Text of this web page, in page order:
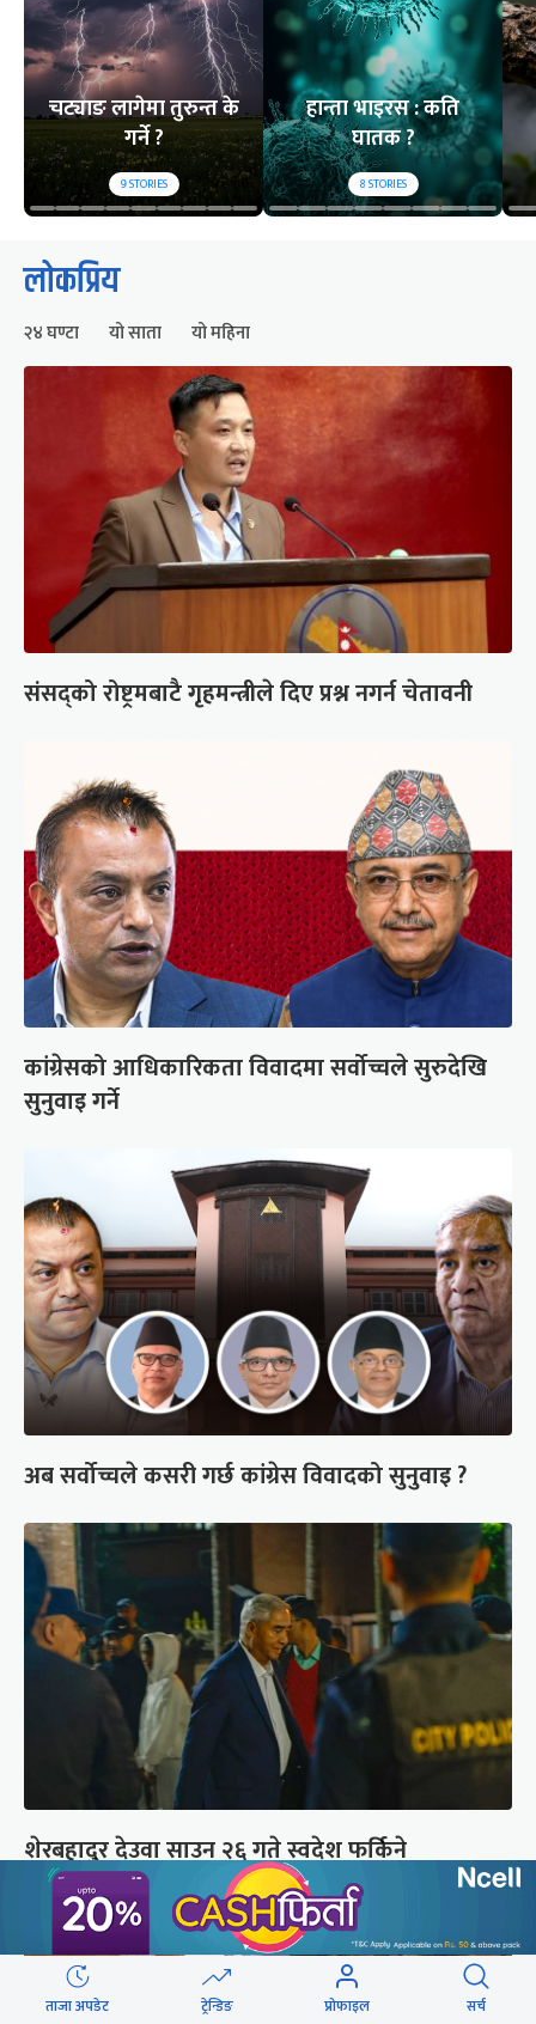
चट्याङ लागेमा तुरुन्त के
गर्ने ?
9STORIES
हान्ता भाइरस : कति
घातक ?
8STORIES
लोकप्रिय
२४ घण्टा यो साता यो महिना
संसद्को रोष्ट्रमबाटै गृहमन्त्रीले दिए प्रश्न नगर्न चेतावनी
कांग्रेसको आधिकारिकता विवादमा सर्वोच्चले सुरुदेखि
सुनुवाइ गर्ने
अब सर्वोच्चले कसरी गर्छ कांग्रेस विवादको सुनुवाइ ?
शेरबहादुर देउवा साउन २६ गते स्वदेश फर्किने
ताजा अपडेट ट्रेन्डिङ प्रोफाइल सर्च